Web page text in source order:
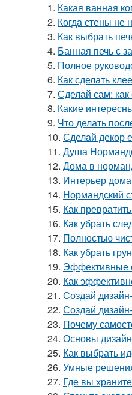
1. Какая ванная
2. Когда стены не
3. Как выбрать
4. Банная печь с
5. Полное
6. Как сделать
7. Сделай сам:
8. Какие
9. Что делать
10. Сделай декор
11. Душа
12. Дома в
13. Интерьер
14. Нормандский
15. Как
16. Как убрать
17. Полностью
18. Как убрать
19. Эффективные
20. Как
21. Создай
22. Создай
23. Почему
24. Основы
25. Как выбрать
26. Умные
27. Где вы